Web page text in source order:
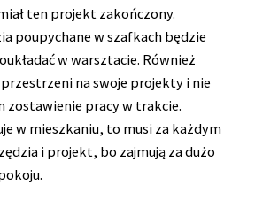
ten projekt zakończony.
poupychane w szafkach będzie
w warsztacie. Również
przestrzeni na swoje projekty i nie
zostawienie pracy w trakcie.
w mieszkaniu, to musi za każdym
i projekt, bo zajmują za dużo